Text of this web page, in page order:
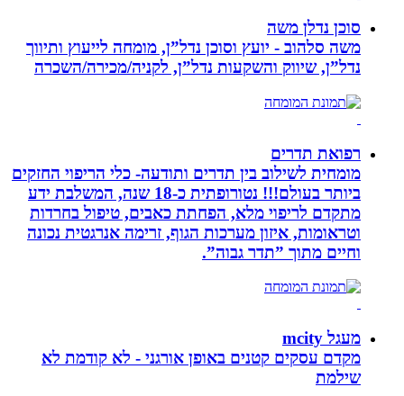
סוכן נדלן משה
משה סלהוב - יועץ וסוכן נדל”ן, מומחה לייעוץ ותיווך
נדל”ן, שיווק והשקעות נדל”ן, לקניה/מכירה/השכרה
רפואת תדרים
מומחית לשילוב בין תדרים ותודעה- כלי הריפוי החזקים
ביותר בעולם!!! נטורופתית כ-18 שנה, המשלבת ידע
מתקדם לריפוי מלא, הפחתת כאבים, טיפול בחרדות
וטראומות, איזון מערכות הגוף, זרימה אנרגטית נכונה
וחיים מתוך ”תדר גבוה”.
מעגל mcity
מקדם עסקים קטנים באופן אורגני - לא קודמת לא
שילמת